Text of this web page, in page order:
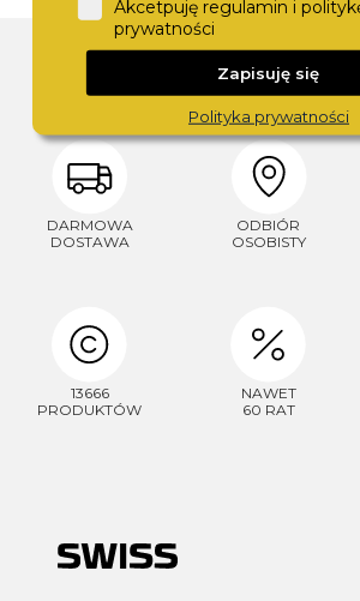
DLACZEGO
DARMOWA
DOSTAWA
ODBIÓR
OSOBISTY
13666
PRODUKTÓW
NAWET
60 RAT
Akcetpuję regulamin i
prywatności
Zapisuję się
Polityka prywatności